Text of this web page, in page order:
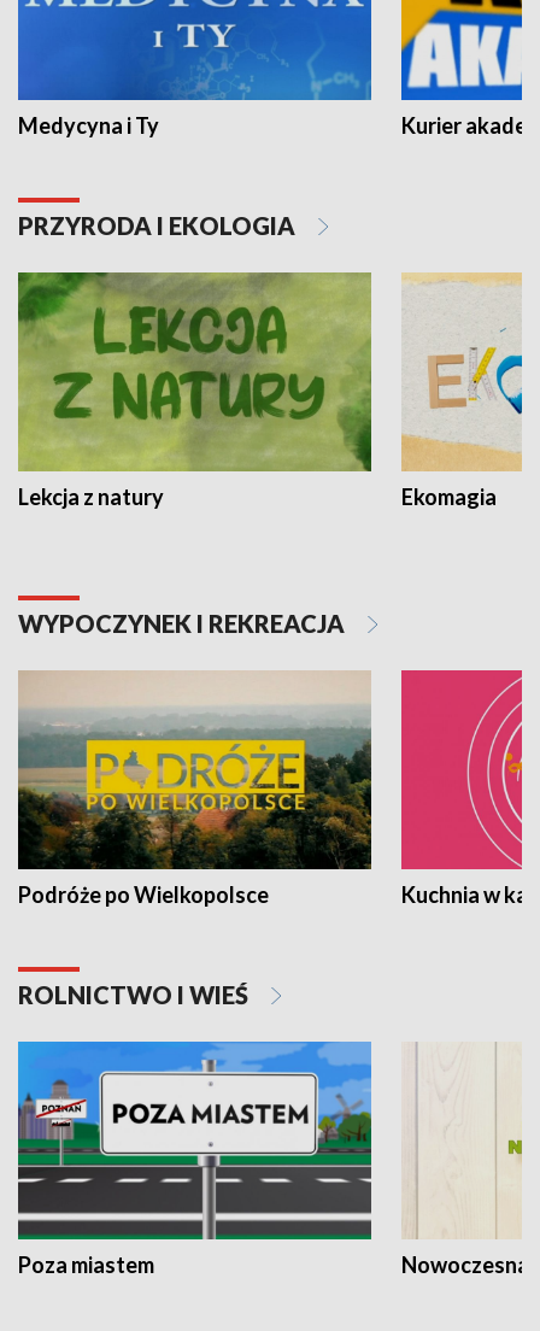
Medycyna i Ty Kurier
PRZYRODA I EKOLOGIA
Lekcja z natury Ekomagia
WYPOCZYNEK I REKREACJA
Podróże po Wielkopolsce Kuchnia w
ROLNICTWO I WIEŚ
Poza miastem Nowoczesna